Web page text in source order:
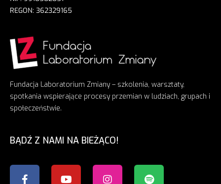
Fundacja Laboratorium Zmiany – szkolenia, warsztaty,
spotkania wspierające procesy przemian w ludziach, grupach i
społeczeństwie.
BĄDŹ Z NAMI NA BIEŻĄCO!
REGON: 362329165